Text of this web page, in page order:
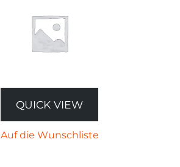
QUICK VIEW
Auf die Wunschliste